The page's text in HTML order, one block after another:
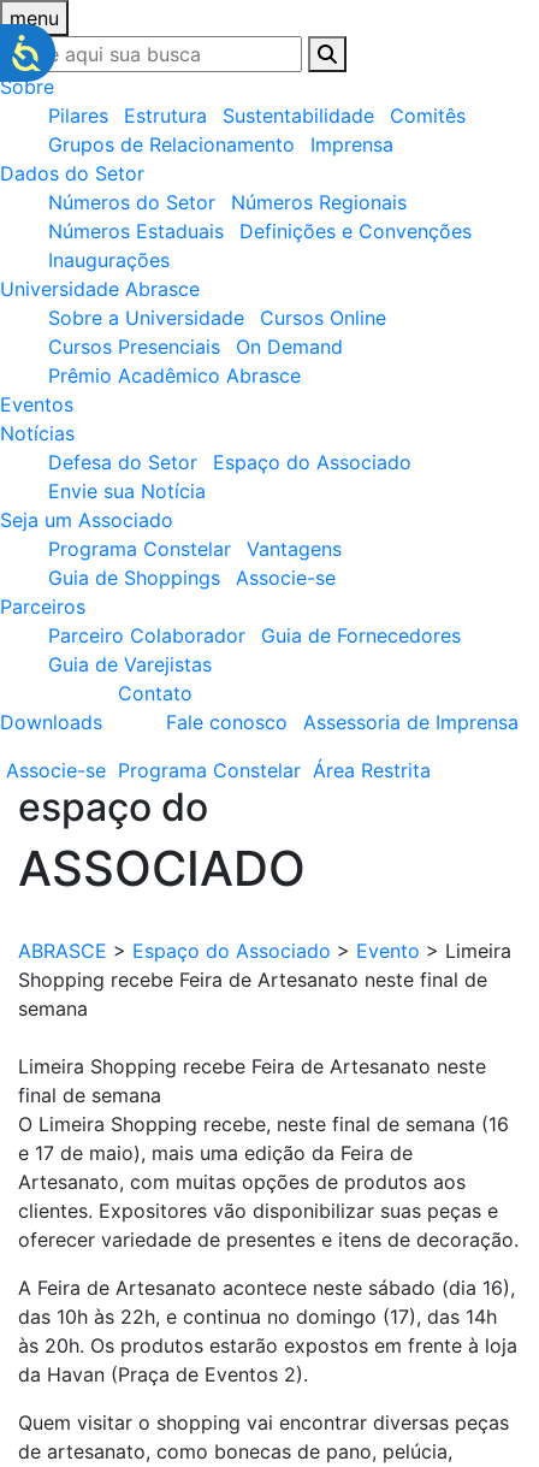
menu
Sobre
Pilares
Estrutura Sustentabilidade
Comitês
Grupos de Relacionamento
Imprensa
Dados do Setor
Números do Setor
Números Regionais
Números Estaduais
Definições e Convenções
Inaugurações
Universidade Abrasce
Sobre a Universidade
Cursos Online
Cursos Presenciais
On Demand
Prêmio Acadêmico Abrasce
Eventos
Notícias
Defesa do Setor
Espaço do Associado
Envie sua Notícia
Seja um Associado
Programa Constelar
Vantagens
Guia de Shoppings
Associe-se
Parceiros
Parceiro Colaborador
Guia de Fornecedores
Guia de Varejistas
Downloads
Contato
Fale conosco
Assessoria de Imprensa
Associe-se Programa Constelar Área Restrita
espaço do
ASSOCIADO
ABRASCE > Espaço do Associado > Evento > Limeira
Shopping recebe Feira de Artesanato neste final de
semana
Limeira Shopping recebe Feira de Artesanato neste
final de semana
O Limeira Shopping recebe, neste final de semana (16
e 17 de maio), mais uma edição da Feira de
Artesanato, com muitas opções de produtos aos
clientes. Expositores vão disponibilizar suas peças e
oferecer variedade de presentes e itens de decoração.
A Feira de Artesanato acontece neste sábado (dia 16),
das 10h às 22h, e continua no domingo (17), das 14h
às 20h. Os produtos estarão expostos em frente à loja
da Havan (Praça de Eventos 2).
Quem visitar o shopping vai encontrar diversas peças
de artesanato, como bonecas de pano, pelúcia,